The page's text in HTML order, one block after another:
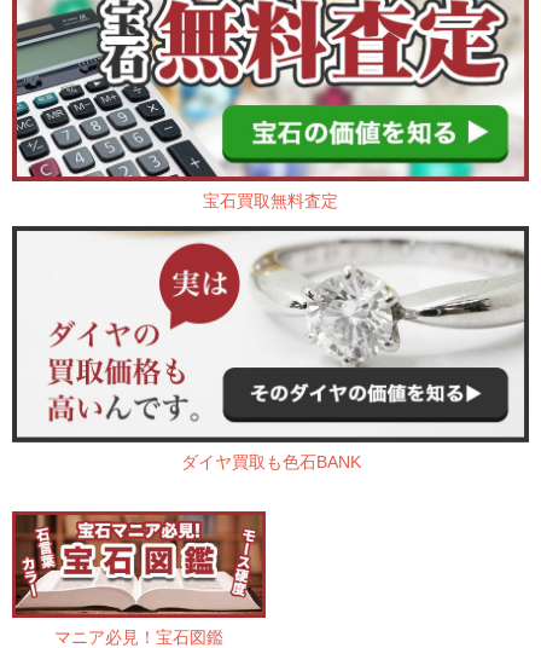
宝石買取無料査定
ダイヤ買取も色石BANK
マニア必見！宝石図鑑